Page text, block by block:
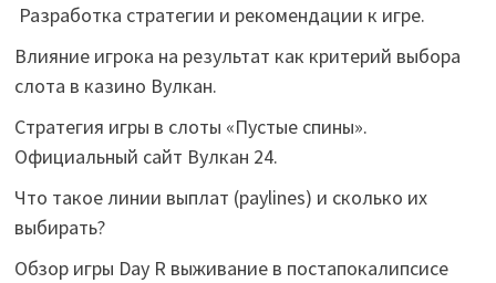
Разработка стратегии и рекомендации к игре.
Влияние игрока на результат как критерий выбора
слота в казино Вулкан.
Стратегия игры в слоты «Пустые спины».
Официальный сайт Вулкан 24.
Что такое линии выплат (paylines) и сколько их
выбирать?
Обзор игры Day R выживание в постапокалипсисе